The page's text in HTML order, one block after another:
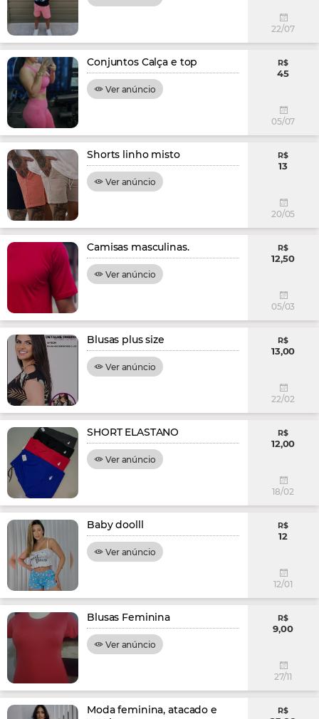
22/07
Conjuntos Calça e top
Ver anúncio
R$
45
05/07
Shorts linho misto
Ver anúncio
R$
13
20/05
Camisas masculinas.
Ver anúncio
R$
12,50
05/03
Blusas plus size
Ver anúncio
R$
13,00
22/02
SHORT ELASTANO
Ver anúncio
R$
12,00
18/02
Baby doolll
Ver anúncio
R$
12
12/01
Blusas Feminina
Ver anúncio
R$
9,00
27/11
Moda feminina, atacado e
R$